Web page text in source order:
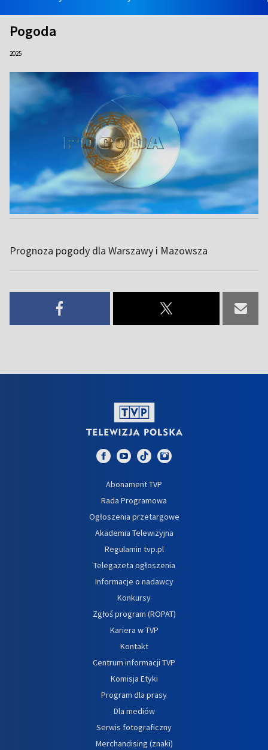
Pogoda
2025
Prognoza pogody dla Warszawy i Mazowsza
Abonament TVP
Rada Programowa
Ogłoszenia przetargowe
Akademia Telewizyjna
Regulamin tvp.pl
Telegazeta ogłoszenia
Informacje o nadawcy
Konkursy
Zgłoś program (ROPAT)
Kariera w TVP
Kontakt
Centrum informacji TVP
Komisja Etyki
Program dla prasy
Dla mediów
Serwis fotograficzny
Merchandising (znaki)